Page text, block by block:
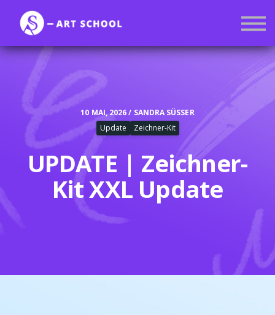
Mitgliedschaft
Anmelden
Registrieren
10 MAI, 2026 / SANDRA SÜSSER
Update
Zeichner-Kit
UPDATE | Zeichner-
Kit XXL Update